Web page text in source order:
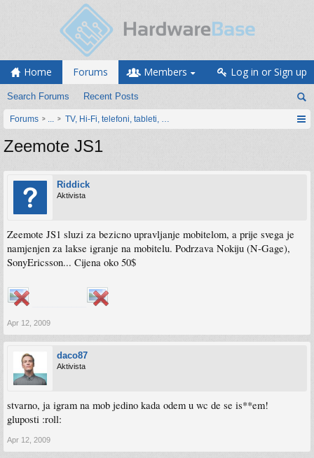
Home Forums
Search Forums Recent Posts
Members Log in or Sign up
Forums ... TV, Hi-Fi, telefoni, tableti, satovi, IoT oprema
Zeemote JS1
Riddick
Aktivista
Zeemote JS1 sluzi za bezicno upravljanje mobitelom, a prije svega je
namjenjen za lakse igranje na mobitelu. Podrzava Nokiju (N-Gage),
SonyEricsson... Cijena oko 50$
Apr 12, 2009
daco87
Aktivista
stvarno, ja igram na mob jedino kada odem u wc de se is**em!
gluposti :roll:
Apr 12, 2009